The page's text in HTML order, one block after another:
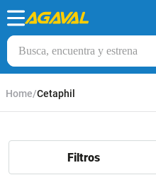
Busca, encuentra y estrena
Cetaphil